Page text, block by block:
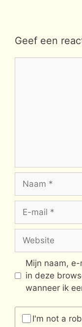
Geef een
mail
Mijn naam,
in deze
wanneer ik
I'm not a